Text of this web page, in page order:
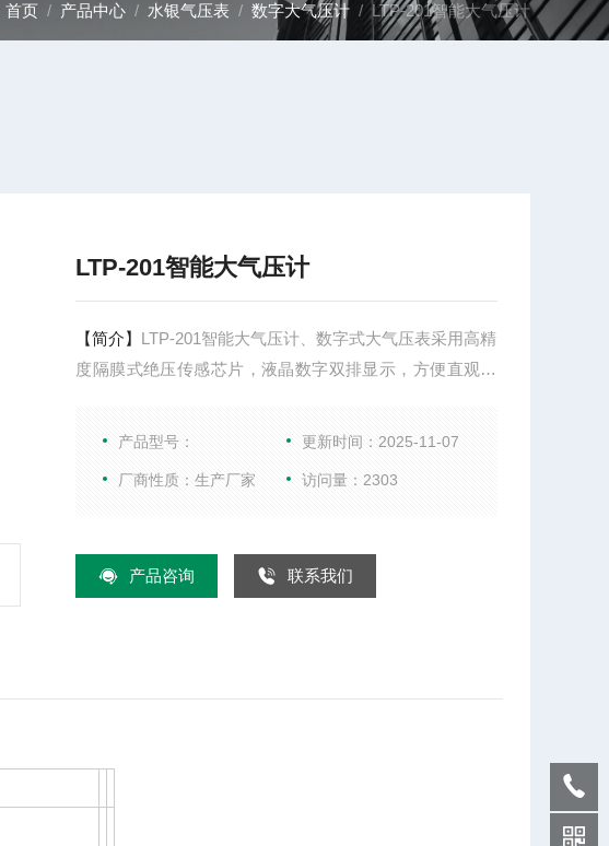
首页 / 产品中心 / 水银气压表 / 数字大气压计 / LTP-201智能大气压计
LTP-201智能大气压计
【简介】 LTP-201智能大气压计、数字式大气压表采用高精
度隔膜式绝压传感芯片，液晶数字双排显示，方便直观地
用全数字化设计，可靠性强体积小，重量轻，手感好，操
实验室的须备常用仪表。：
产品型号： 更新时间：2025-11-07
厂商性质：生产厂家 访问量：2303
产品咨询 联系我们